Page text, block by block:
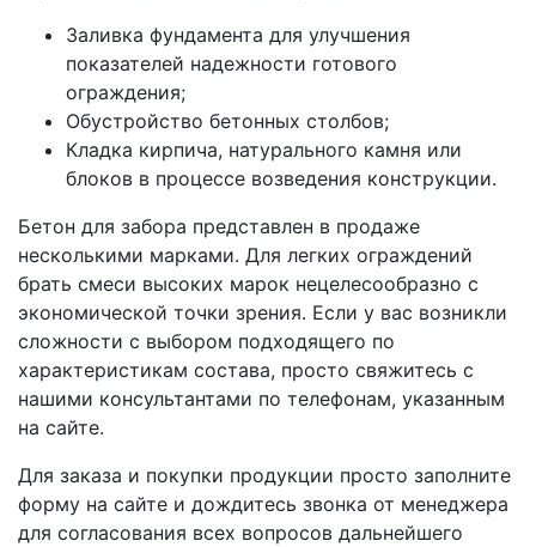
Заливка фундамента для улучшения
показателей надежности готового
ограждения;
Обустройство бетонных столбов;
Кладка кирпича, натурального камня или
блоков в процессе возведения конструкции.
Бетон для забора представлен в продаже
несколькими марками. Для легких ограждений
брать смеси высоких марок нецелесообразно с
экономической точки зрения. Если у вас возникли
сложности с выбором подходящего по
характеристикам состава, просто свяжитесь с
нашими консультантами по телефонам, указанным
на сайте.
Для заказа и покупки продукции просто заполните
форму на сайте и дождитесь звонка от менеджера
для согласования всех вопросов дальнейшего